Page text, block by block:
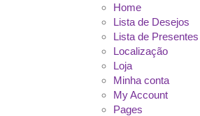
Home
Lista de Desejos
Lista de Presentes
Localização
Loja
Minha conta
My Account
Pages